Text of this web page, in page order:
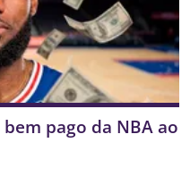
pago da NBA ao